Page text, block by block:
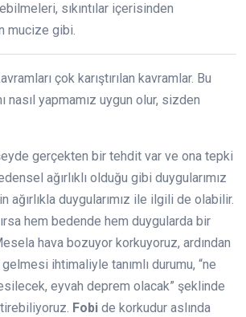
sıkıntılar içerisinden
mucize gibi.
çok karıştırılan kavramlar. Bu
nasıl yapmamız uygun olur, sizden
gerçekten bir tehdit var ve ona tepki
ağırlıklı olduğu gibi duygularımız
ağırlıkla duygularımız ile ilgili de olabilir.
hem bedende hem duygularda bir
hava bozuyor korkuyoruz, ardından
gelmesi ihtimaliyle tanımlı durumu, “ne
eyvah deprem olacak” şeklinde
Fobi de korkudur aslında